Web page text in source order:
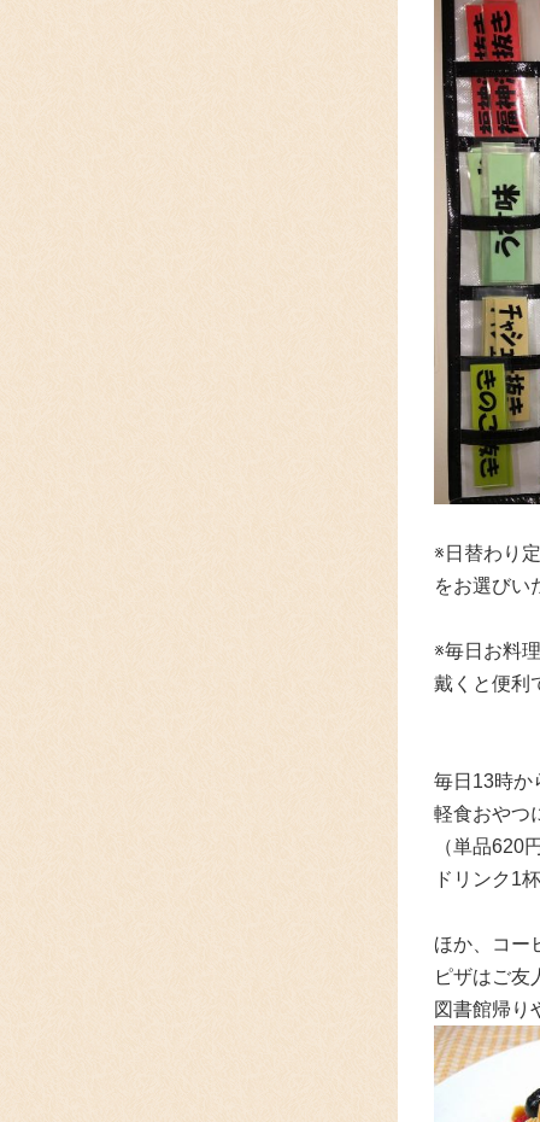
※日替わり
をお選びい
※毎日お料
戴くと便利
毎日13時か
軽食おやつ
（単品620
ドリンク1
ほか、コー
ピザはご友
図書館帰り